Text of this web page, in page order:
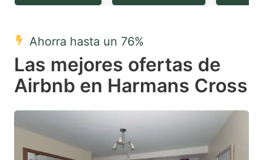
question
key
to
get
keyboard
shortcuts
for
question
to
get
the
keyboard
shortcuts
for
Ahorra hasta un 76%
Las mejores ofertas de
Airbnb en Harmans Cross